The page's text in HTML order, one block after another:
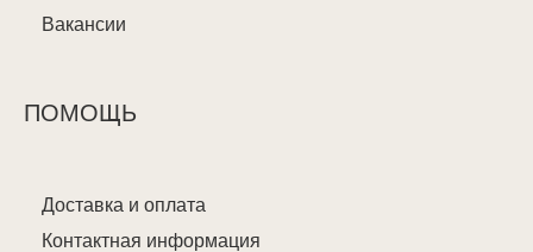
Вакансии
ПОМОЩЬ
Доставка и оплата
Контактная информация